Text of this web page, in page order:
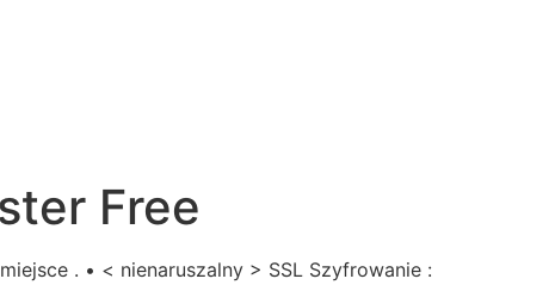
Free
. • < nienaruszalny > SSL Szyfrowanie :